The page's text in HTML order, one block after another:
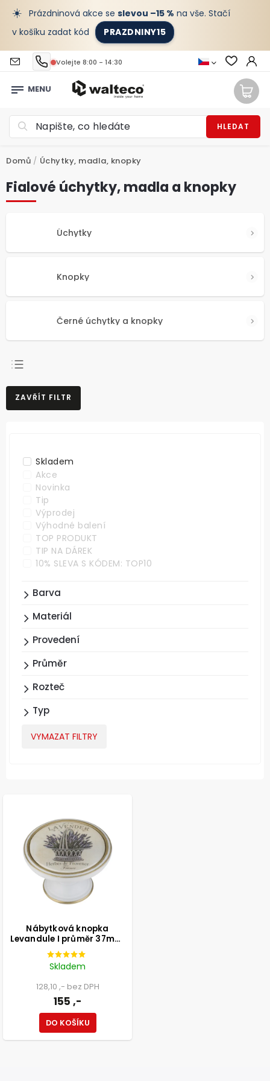
☀️ Prázdninová akce se slevou –15 % na vše. Stačí
v košíku zadat kód
PRAZDNINY15
Volejte 8:00 - 14:30
HLEDAT
Domů / Úchytky, madla, knopky
Fialové úchytky, madla a knopky
Úchytky
Knopky
Černé úchytky a knopky
NEJPRODÁVANĚJŠÍ
NEJLEVNĚJŠÍ
ZAVŘÍT FILTR
Skladem
Akce
Novinka
Tip
Výprodej
Výhodné balení
TOP PRODUKT
TIP NA DÁREK
10% SLEVA S KÓDEM: TOP10
Barva
Materiál
Provedení
Průměr
Rozteč
Typ
VYMAZAT FILTRY
Nábytková knopka
Levandule I průměr 37mm,
bronz patina
Skladem
128,10 ,- bez DPH
155 ,-
DO KOŠÍKU